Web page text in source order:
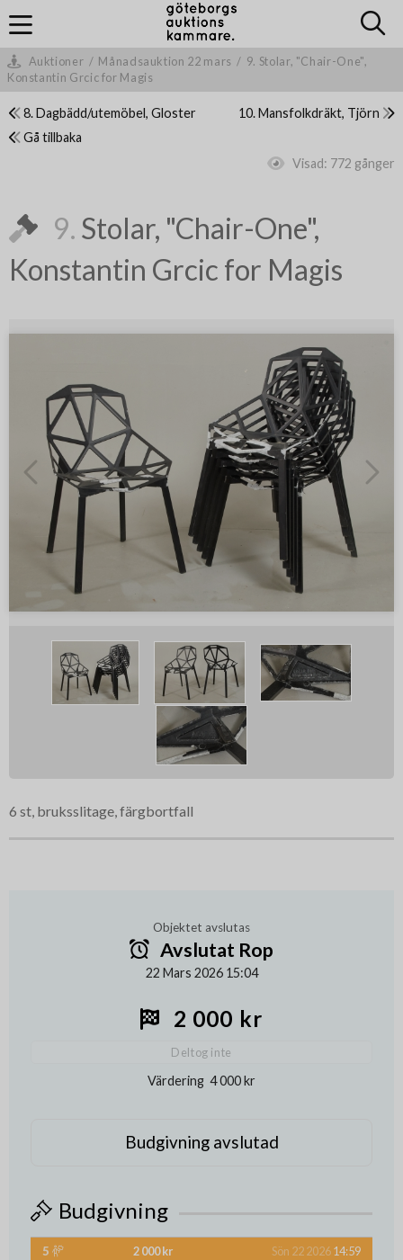
Auktioner / Månadsauktion 22 mars / 9. Stolar, "Chair-One",
Konstantin Grcic for Magis
8. Dagbädd/utemöbel, Gloster
10. Mansfolkdräkt, Tjörn
Gå tillbaka
Visad: 772 gånger
9. Stolar, "Chair-One",
Konstantin Grcic for Magis
6 st, bruksslitage, färgbortfall
Objektet avslutas
Avslutat Rop
22 Mars 2026 15:04
2 000 kr
Deltog inte
Värdering 4 000 kr
Budgivning avslutad
Budgivning
5 2 000 kr Sön 22 202614:59